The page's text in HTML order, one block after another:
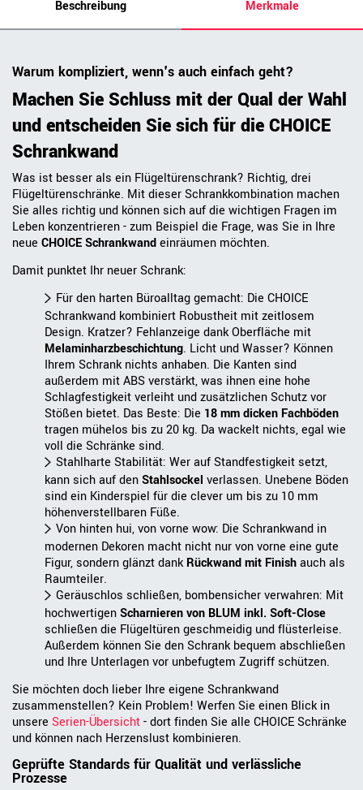
Beschreibung Merkmale
Warum kompliziert, wenn's auch einfach geht?
Machen Sie Schluss mit der Qual der Wahl
und entscheiden Sie sich für die CHOICE
Schrankwand
Was ist besser als ein Flügeltürenschrank? Richtig, drei
Flügeltürenschränke. Mit dieser Schrankkombination machen
Sie alles richtig und können sich auf die wichtigen Fragen im
Leben konzentrieren - zum Beispiel die Frage, was Sie in Ihre
neue CHOICE Schrankwandeinräumen möchten.
Damit punktet Ihr neuer Schrank:
Für den harten Büroalltag gemacht: Die CHOICE
Schrankwand kombiniert Robustheit mit zeitlosem
Design. Kratzer? Fehlanzeige dank Oberfläche mit
Melaminharzbeschichtung. Licht und Wasser? Können
Ihrem Schrank nichts anhaben. Die Kanten sind
außerdem mit ABS verstärkt, was ihnen eine hohe
Schlagfestigkeit verleiht und zusätzlichen Schutz vor
Stößen bietet. Das Beste: Die 18 mm dicken Fachböden
tragen mühelos bis zu 20 kg. Da wackelt nichts, egal wie
voll die Schränke sind.
Stahlharte Stabilität: Wer auf Standfestigkeit setzt,
kann sich auf denStahlsockel verlassen. Unebene Böden
sind ein Kinderspiel für die clever um bis zu 10 mm
höhenverstellbaren Füße.
Von hinten hui, von vorne wow: Die Schrankwand in
modernen Dekoren macht nicht nur von vorne eine gute
Figur, sondern glänzt dankRückwand mit Finishauch als
Raumteiler.
Geräuschlos schließen, bombensicher verwahren: Mit
hochwertigenScharnieren von BLUM inkl. Soft-Close
schließen die Flügeltüren geschmeidig und flüsterleise.
Außerdem können Sie den Schrank bequem abschließen
und Ihre Unterlagen vor unbefugtem Zugriff schützen.
Sie möchten doch lieber Ihre eigene Schrankwand
zusammenstellen? Kein Problem! Werfen Sie einen Blick in
unsere Serien-Übersicht- dort finden Sie alle CHOICE Schränke
und können nach Herzenslust kombinieren.
Geprüfte Standards für Qualität und verlässliche
Prozesse